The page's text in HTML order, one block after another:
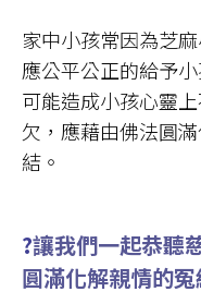
家中小孩常因為芝
應公平公正的給予
可能造成小孩心靈
欠，應藉由佛法圓
結。
?讓我們一起恭聽
圓滿化解親情的冤